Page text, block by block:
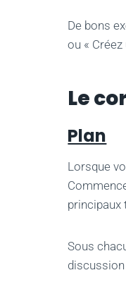
De bons
ou «
Le
Plan
Lorsque
principaux
Sous